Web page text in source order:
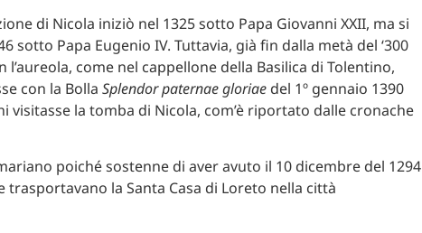
di Nicola iniziò nel 1325 sotto Papa Giovanni XXII, ma si
sotto Papa Eugenio IV. Tuttavia, già fin dalla metà del ‘300
come nel cappellone della Basilica di Tolentino,
con la Bolla Splendor paternae gloriaedel 1º gennaio 1390
visitasse la tomba di Nicola, com’è riportato dalle cronache
poiché sostenne di aver avuto il 10 dicembre del 1294
trasportavano la Santa Casa di Loreto nella città